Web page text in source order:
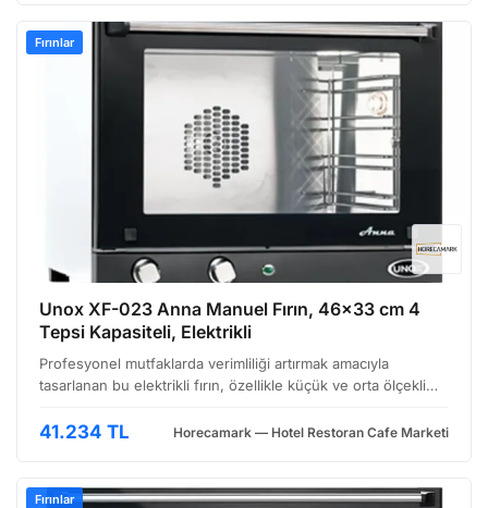
Fırınlar
Unox XF-023 Anna Manuel Fırın, 46x33 cm 4
Tepsi Kapasiteli, Elektrikli
Profesyonel mutfaklarda verimliliği artırmak amacıyla
tasarlanan bu elektrikli fırın, özellikle küçük ve orta ölçekli
sunan bu model, kullanıcıya pişirme sürecini…
41.234 TL Horecamark — Hotel Restoran Cafe Marketi
Fırınlar